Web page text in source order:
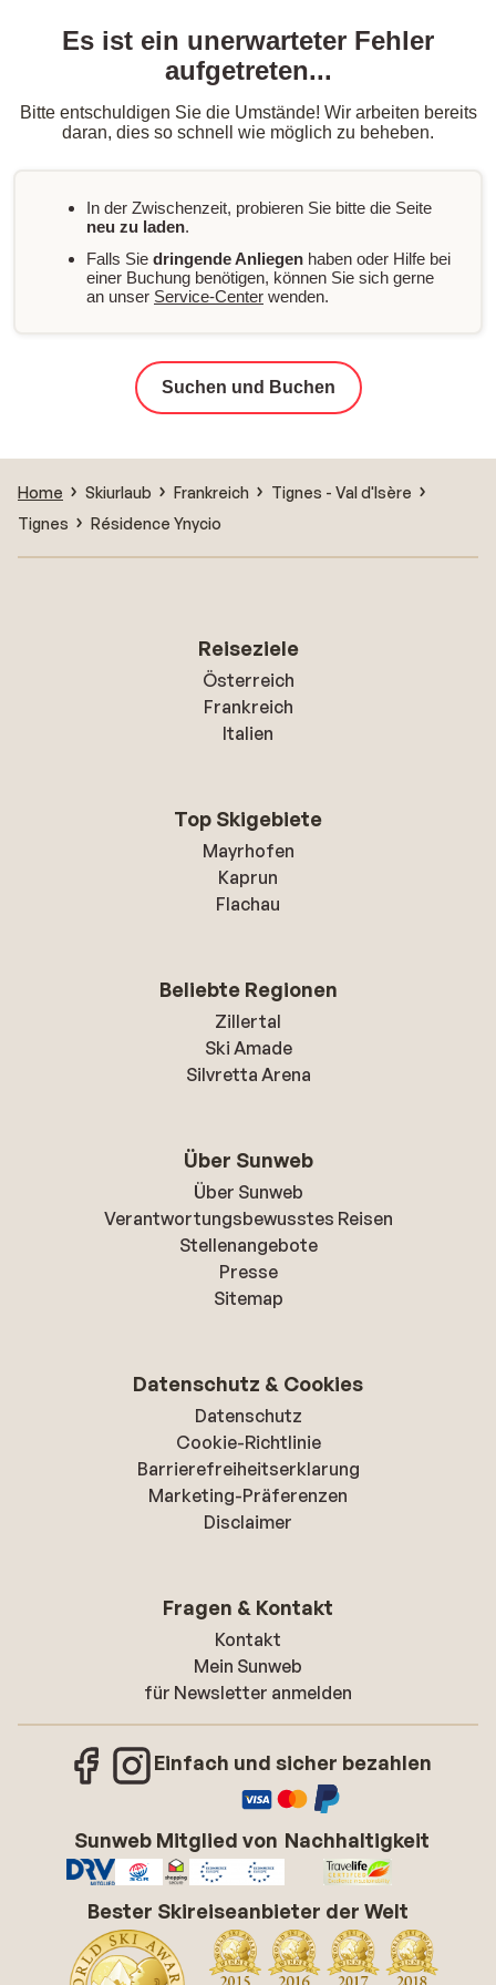
Es ist ein unerwarteter Fehler
aufgetreten...
Bitte entschuldigen Sie die Umstände! Wir arbeiten bereits
daran, dies so schnell wie möglich zu beheben.
In der Zwischenzeit, probieren Sie bitte die Seite
neu zu laden.
Falls Sie dringende Anliegen haben oder Hilfe bei
einer Buchung benötigen, können Sie sich gerne
an unser Service-Center wenden.
Suchen und Buchen
Home Skiurlaub Frankreich
Tignes - Val d'Isère
Tignes
Résidence Ynycio
Reiseziele
Österreich
Frankreich
Italien
Top Skigebiete
Mayrhofen
Kaprun
Flachau
Beliebte Regionen
Zillertal
Ski Amade
Silvretta Arena
Über Sunweb
Über Sunweb
Verantwortungsbewusstes Reisen
Stellenangebote
Presse
Sitemap
Datenschutz & Cookies
Datenschutz
Cookie-Richtlinie
Barrierefreiheitserklarung
Marketing-Präferenzen
Disclaimer
Fragen & Kontakt
Kontakt
Mein Sunweb
für Newsletter anmelden
Einfach und sicher bezahlen
Sunweb Mitglied von Nachhaltigkeit
Bester Skireiseanbieter der Welt